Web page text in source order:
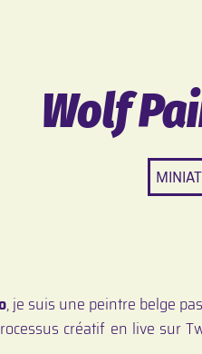
Wolf
, je suis une peintre belge
créatif en live sur